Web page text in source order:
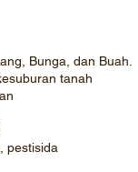
Bunga, dan Buah.
tanah
pestisida